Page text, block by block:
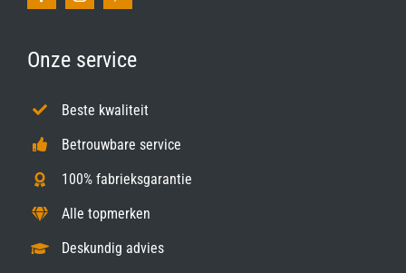
Onze service
Beste kwaliteit
Betrouwbare service
100% fabrieksgarantie
Alle topmerken
Deskundig advies